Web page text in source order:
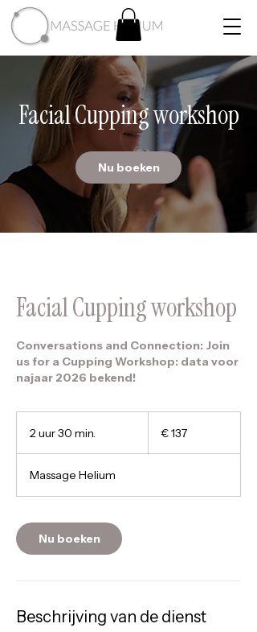
Facial Cupping workshop
Nu boeken
Facial Cupping workshop
Conversations and Connection: Join
us for a Cupping Workshop: data voor
najaar 2026 bekend!
2 uur 30 min.
r
3
€ 137
Massage Helium
Nu boeken
Beschrijving van de dienst